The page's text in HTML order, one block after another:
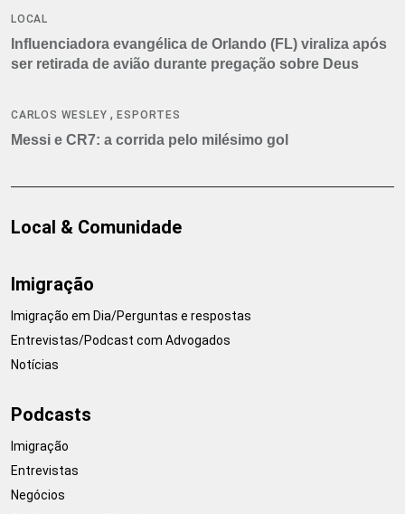
LOCAL
Influenciadora evangélica de Orlando (FL) viraliza após
ser retirada de avião durante pregação sobre Deus
CARLOS WESLEY ,ESPORTES
Messi e CR7: a corrida pelo milésimo gol
Local & Comunidade
Imigração
Imigração em Dia/Perguntas e respostas
Entrevistas/Podcast com Advogados
Notícias
Podcasts
Imigração
Entrevistas
Negócios